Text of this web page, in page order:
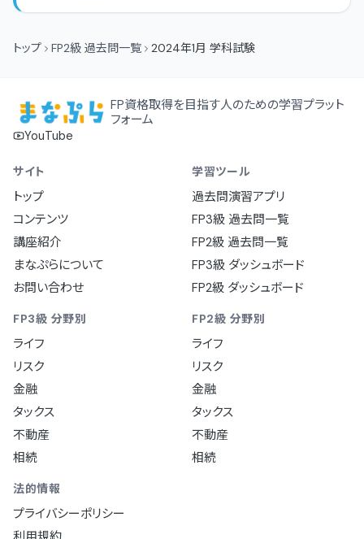
トップ FP2級 過去問一覧 2024年1月 学科試験
FP資格取得を目指す人のための学習プラット
フォーム
YouTube
サイト
トップ
コンテンツ
講座紹介
まなぷらについて
お問い合わせ
学習ツール
過去問演習アプリ
FP3級 過去問一覧
FP2級 過去問一覧
FP3級 ダッシュボード
FP2級 ダッシュボード
FP3級 分野別
ライフ
リスク
金融
タックス
不動産
相続
FP2級 分野別
ライフ
リスク
金融
タックス
不動産
相続
法的情報
プライバシーポリシー